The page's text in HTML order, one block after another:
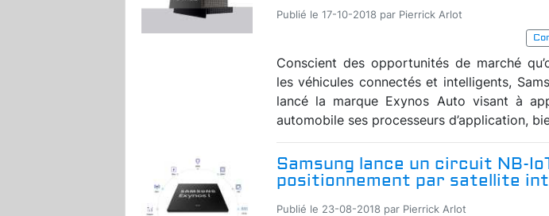
Publié le 17-10-2018 par Pierrick Arlot
Conscient des opportunités de marché
les véhicules connectés et intelligents,
lancé la marque Exynos Auto visant à
automobile ses processeurs d’application,
Samsung lance un circuit NB-
positionnement par satellite
Publié le 23-08-2018 par Pierrick Arlot